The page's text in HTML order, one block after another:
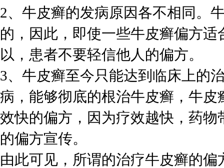
2、牛皮癣的发病原因各不相同。
的，因此，即使一些牛皮癣偏方
以，患者不要轻信他人的偏方。
3、牛皮癣至今只能达到临床上的
病，能够彻底的根治牛皮癣，牛
效快的偏方，因为疗效越快，药
的偏方宣传。
由此可见，所谓的治疗牛皮癣的